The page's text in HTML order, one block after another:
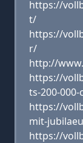
https://
t/
https://
r/
http://
https://
ts-200-
https://
mit-
https://